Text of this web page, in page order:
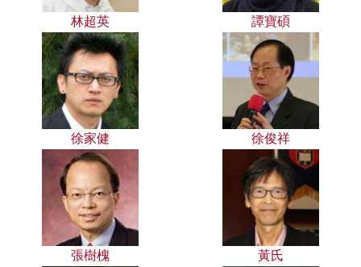
林超英 譚寶碩
徐家健 徐俊祥
張樹槐 黃氏